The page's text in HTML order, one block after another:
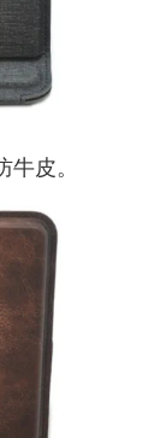
皮。